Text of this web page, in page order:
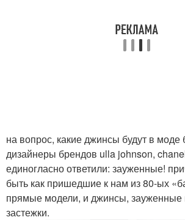
на вопрос, какие джинсы будут в моде
дизайнеры брендов ulla johnson,
единогласно ответили: зауженные!
быть как пришедшие к нам из 80-ых
прямые модели, и джинсы,
застежки.